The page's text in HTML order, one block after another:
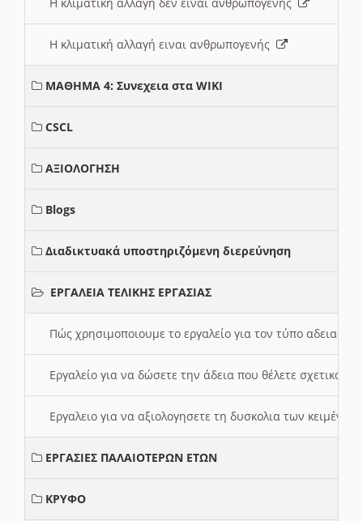
Η κλιματική αλλαγή ειναι ανθρωπογενής
ΜΑΘΗΜΑ 4: Συνεχεια στα WIKI
CSCL
ΑΞΙΟΛΟΓΗΣΗ
Blogs
Διαδικτυακά υποστηριζόμενη διερεύνηση
ΕΡΓΑΛΕΙΑ ΤΕΛΙΚΗΣ ΕΡΓΑΣΙΑΣ
Πώς χρησιμοποιουμε το εργαλείο για τον τύπο αδειας
Εργαλείο για να δώσετε την άδεια που θέλετε σχετικά
Εργαλειο για να αξιολογησετε τη δυσκολια των
ΕΡΓΑΣΙΕΣ ΠΑΛΑΙΟΤΕΡΩΝ ΕΤΩΝ
ΚΡΥΦΟ